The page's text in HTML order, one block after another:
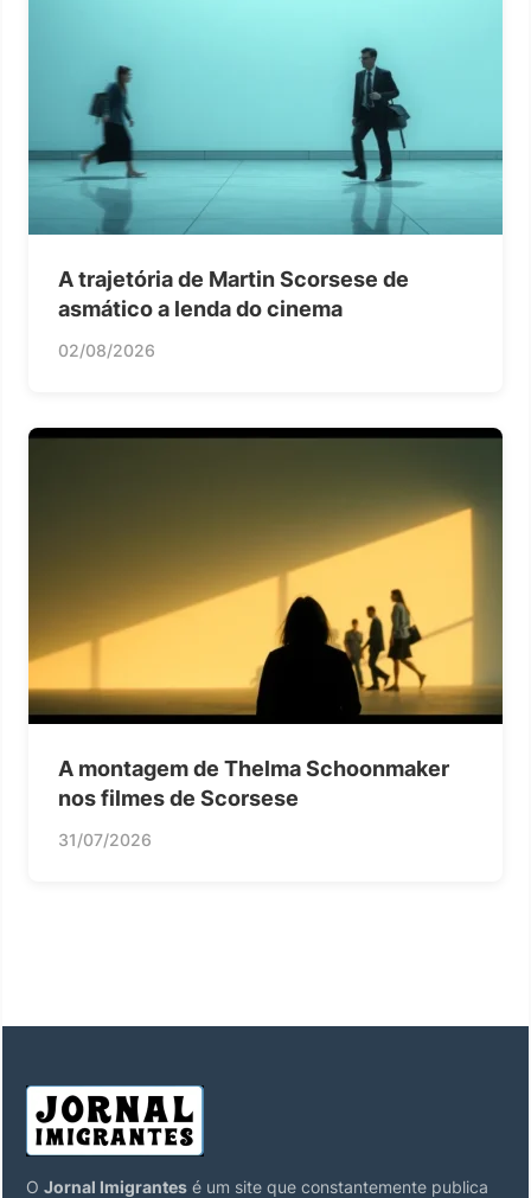
A trajetória de Martin Scorsese de
asmático a lenda do cinema
02/08/2026
A montagem de Thelma Schoonmaker
nos filmes de Scorsese
31/07/2026
O Jornal Imigrantes é um site que constantemente publica